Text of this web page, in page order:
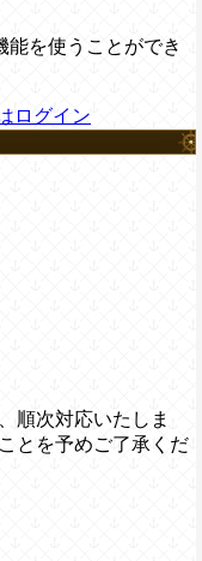
能を使うことができ
ログイン
順次対応いたしま
とを予めご了承くだ